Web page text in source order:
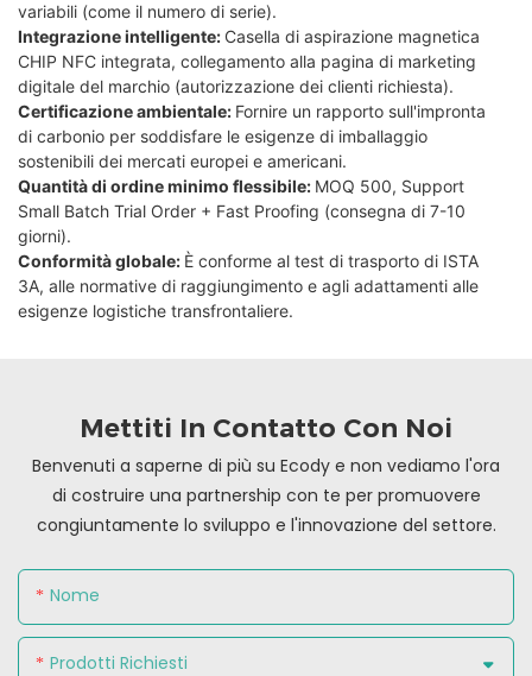
variabili (come il numero di serie).
Integrazione intelligente: Casella di aspirazione magnetica
CHIP NFC integrata, collegamento alla pagina di marketing
digitale del marchio (autorizzazione dei clienti richiesta).
Certificazione ambientale: Fornire un rapporto sull'impronta
di carbonio per soddisfare le esigenze di imballaggio
sostenibili dei mercati europei e americani.
Quantità di ordine minimo flessibile: MOQ 500, Support
Small Batch Trial Order + Fast Proofing (consegna di 7-10
giorni).
Conformità globale: È conforme al test di trasporto di ISTA
3A, alle normative di raggiungimento e agli adattamenti alle
esigenze logistiche transfrontaliere.
Mettiti In Contatto Con Noi
Benvenuti a saperne di più su Ecody e non vediamo l'ora
di costruire una partnership con te per promuovere
congiuntamente lo sviluppo e l'innovazione del settore.
Nome
Prodotti Richiesti